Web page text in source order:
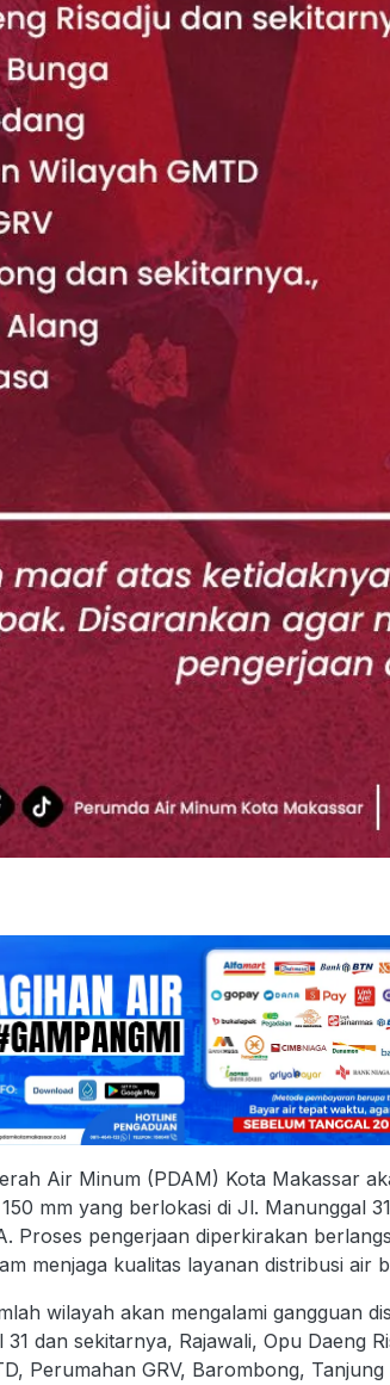
Air Minum (PDAM) Kota Makassar
mm yang berlokasi di Jl. Manunggal
Proses pengerjaan diperkirakan
menjaga kualitas layanan distribusi air
wilayah akan mengalami gangguan
dan sekitarnya, Rajawali, Opu Daeng
Perumahan GRV, Barombong, Tanjung